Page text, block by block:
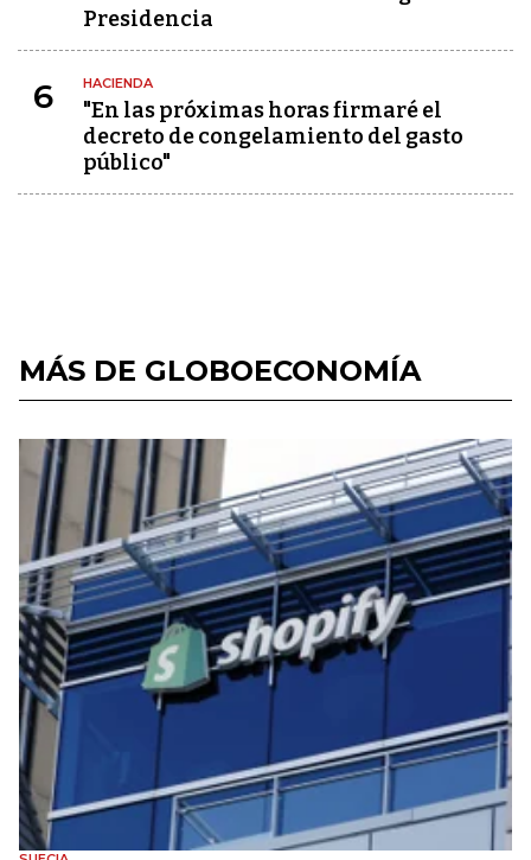
Presidencia
6 HACIENDA
"En las próximas horas firmaré el
decreto de congelamiento del gasto
público"
MÁS DE GLOBOECONOMÍA